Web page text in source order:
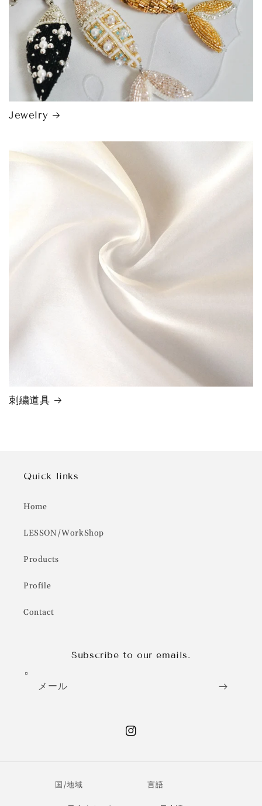
Jewelry
刺繍道具
Quick links
Home
LESSON/WorkShop
Products
Profile
Contact
Subscribe to our emails.
メール
Instagram
国/地域 言語